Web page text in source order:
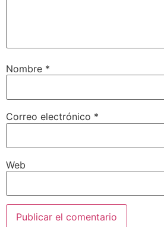
Nombre *
Correo electrónico *
Web